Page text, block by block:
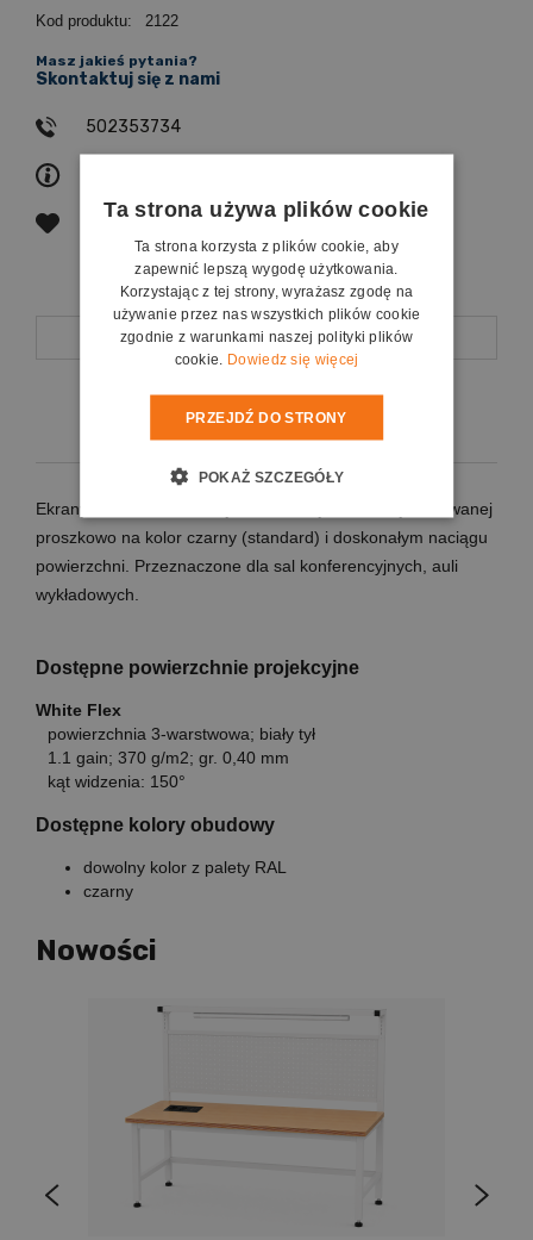
Kod produktu:
2122
poleć znajomemu
Masz jakieś pytania?
Skontaktuj się z nami
502353734
Opis
Koszty dostawy
Ekrany ramowe o solidnej aluminiowej konstrukcji malowanej
proszkowo na kolor czarny (standard) i doskonałym naciągu
powierzchni. Przeznaczone dla sal konferencyjnych, auli
wykładowych.
Dostępne powierzchnie projekcyjne
White Flex
powierzchnia 3-warstwowa; biały tył
1.1 gain; 370 g/m2; gr. 0,40 mm
kąt widzenia: 150°
Dostępne kolory obudowy
dowolny kolor z palety RAL
czarny
Nowości
Ta strona używa plików cookie
Ta strona korzysta z plików cookie, aby
zapewnić lepszą wygodę użytkowania.
Korzystając z tej strony, wyrażasz zgodę na
używanie przez nas wszystkich plików cookie
zgodnie z warunkami naszej polityki plików
cookie. Dowiedz się więcej
PRZEJDŹ DO STRONY
POKAŻ SZCZEGÓŁY